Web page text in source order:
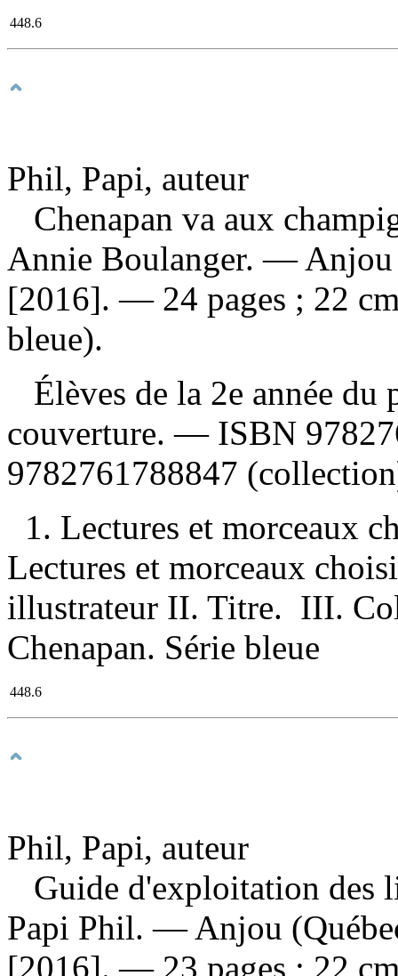
448.6
Phil, Papi, auteur
Chenapan va aux
Annie Boulanger. — Anjou
[2016]. — 24 pages ; 22
bleue).
Élèves de la 2e année
couverture. — ISBN
9782761788847
1. Lectures et morceaux
Lectures et morceaux
illustrateur II. Titre. III.
Chenapan. Série bleue
448.6
Phil, Papi, auteur
Guide d'exploitation des
Papi Phil. — Anjou
[2016]. — 23 pages ; 22